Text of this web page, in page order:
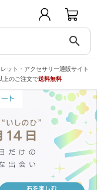
search
ット・アクセサリー通販サイト
上のご注文で送料無料